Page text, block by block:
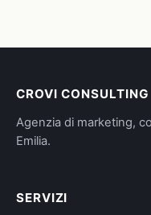
CROVI CONSULTING
Agenzia di marketing,
Emilia.
SERVIZI